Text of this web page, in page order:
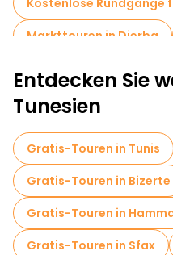
Kostenlose Rundgänge
Markttouren in Djerba
Entdecken Sie
Tunesien
Gratis-Touren in Tunis
Gratis-Touren in Bizerte
Gratis-Touren in
Gratis-Touren in Sfax